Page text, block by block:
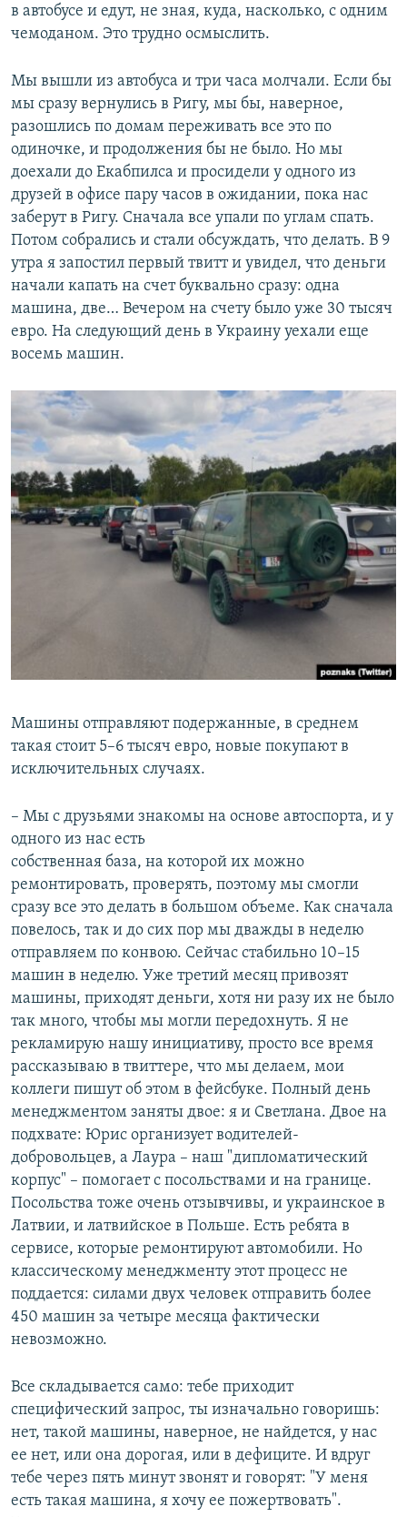
в автобусе и едут, не зная, куда, насколько, с одним
чемоданом. Это трудно осмыслить.
Мы вышли из автобуса и три часа молчали. Если бы
мы сразу вернулись в Ригу, мы бы, наверное,
разошлись по домам переживать все это по
одиночке, и продолжения бы не было. Но мы
доехали до Екабпилса и просидели у одного из
друзей в офисе пару часов в ожидании, пока нас
заберут в Ригу. Сначала все упали по углам спать.
Потом собрались и стали обсуждать, что делать. В 9
утра я запостил первый твитт и увидел, что деньги
начали капать на счет буквально сразу: одна
машина, две… Вечером на счету было уже 30 тысяч
евро. На следующий день в Украину уехали еще
восемь машин.
Машины отправляют подержанные, в среднем
такая стоит 5–6 тысяч евро, новые покупают в
исключительных случаях.
– Мы с друзьями знакомы на основе автоспорта, и у
одного из нас есть
собственная база, на которой их можно
ремонтировать, проверять, поэтому мы смогли
сразу все это делать в большом объеме. Как сначала
повелось, так и до сих пор мы дважды в неделю
отправляем по конвою. Сейчас стабильно 10–15
машин в неделю. Уже третий месяц привозят
машины, приходят деньги, хотя ни разу их не было
так много, чтобы мы могли передохнуть. Я не
рекламирую нашу инициативу, просто все время
рассказываю в твиттере, что мы делаем, мои
коллеги пишут об этом в фейсбуке. Полный день
менеджментом заняты двое: я и Светлана. Двое на
подхвате: Юрис организует водителей-
добровольцев, а Лаура – наш "дипломатический
корпус" – помогает с посольствами и на границе.
Посольства тоже очень отзывчивы, и украинское в
Латвии, и латвийское в Польше. Есть ребята в
сервисе, которые ремонтируют автомобили. Но
классическому менеджменту этот процесс не
поддается: силами двух человек отправить более
450 машин за четыре месяца фактически
невозможно.
Все складывается само: тебе приходит
специфический запрос, ты изначально говоришь:
нет, такой машины, наверное, не найдется, у нас
ее нет, или она дорогая, или в дефиците. И вдруг
тебе через пять минут звонят и говорят: "У меня
есть такая машина, я хочу ее пожертвовать".